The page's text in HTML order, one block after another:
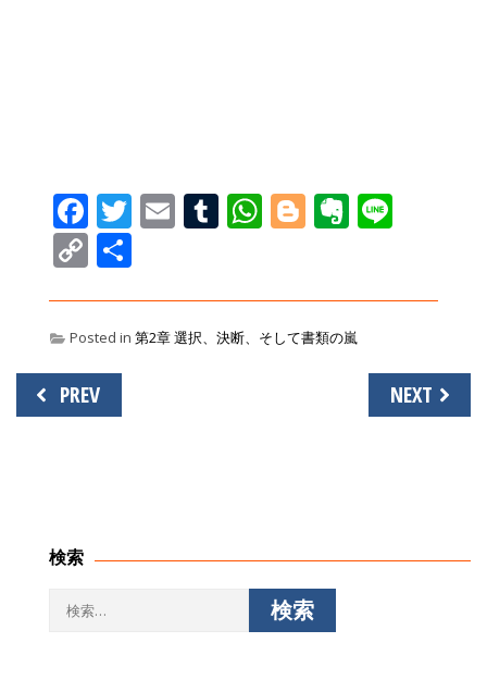
Facebook
Twitter
EmailTumblr
WhatsApp
Blogger
Copy
Posted in 第2章 選択、決断、そして書類の嵐
投
稿
PREV NEXT
検索